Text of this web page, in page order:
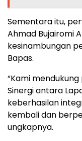
Sementara itu,
Ahmad Bujairomi
kesinambungan
Bapas.
“Kami
Sinergi antara
keberhasilan
kembali dan
ungkapnya.